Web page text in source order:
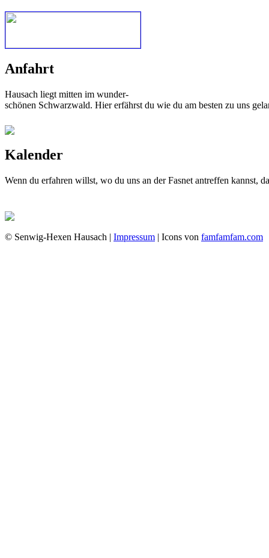
Anfahrt
Hausach liegt mitten im wunder-
schönen Schwarzwald. Hier erfährst du wie du am besten zu uns
Kalender
Wenn du erfahren willst, wo du uns an der Fasnet antreffen kannst,
© Senwig-Hexen Hausach | Impressum | Icons von famfamfam.com